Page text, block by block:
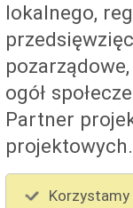
lokalnego,
ogół
Partner
projektowych.